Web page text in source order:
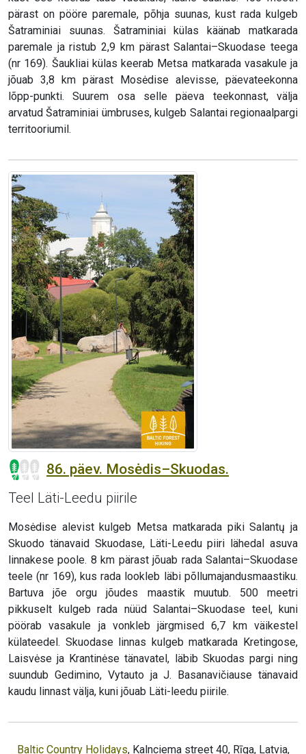
pärast on pööre paremale, põhja suunas, kust rada kulgeb
Šatraminiai suunas. Šatraminiai külas käänab matkarada
paremale ja ristub 2,9 km pärast Salantai–Skuodase teega
(nr 169). Šaukliai külas keerab Metsa matkarada vasakule ja
jõuab 3,8 km pärast Mosėdise alevisse, päevateekonna
lõpp-punkti. Suurem osa selle päeva teekonnast, välja
arvatud Šatraminiai ümbruses, kulgeb Salantai regionaalpargi
territooriumil.
86. päev. Mosėdis–Skuodas.
Teel Läti-Leedu piirile
Mosėdise alevist kulgeb Metsa matkarada piki Salantų ja
Skuodo tänavaid Skuodase, Läti-Leedu piiri lähedal asuva
linnakese poole. 8 km pärast jõuab rada Salantai–Skuodase
teele (nr 169), kus rada lookleb läbi põllumajandusmaastiku.
Bartuva jõe orgu jõudes maastik muutub. 500 meetri
pikkuselt kulgeb rada nüüd Salantai–Skuodase teel, kuni
pöörab vasakule ja vonkleb järgmised 6,7 km väikestel
külateedel. Skuodase linnas kulgeb matkarada Kretingose,
Laisvėse ja Krantinėse tänavatel, läbib Skuodas pargi ning
suundub Gedimino, Vytauto ja J. Basanavičiause tänavaid
kaudu linnast välja, kuni jõuab Läti-leedu piirile.
Baltic Country Holidays, Kalnciema street 40, Rīga, Latvia,